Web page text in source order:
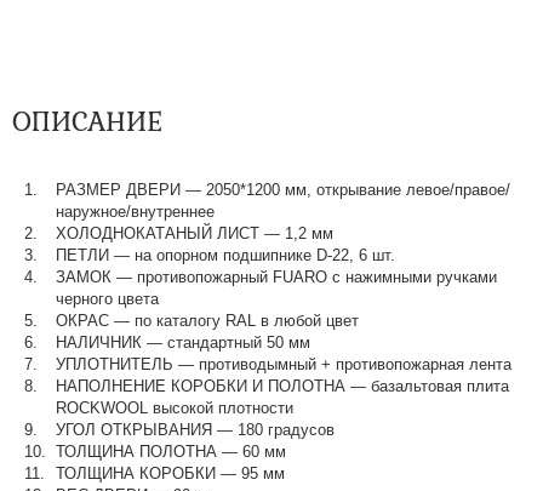
ОПИСАНИЕ
РАЗМЕР ДВЕРИ — 2050*1200 мм, открывание левое/правое/
наружное/внутреннее
ХОЛОДНОКАТАНЫЙ ЛИСТ — 1,2 мм
ПЕТЛИ — на опорном подшипнике D-22, 6 шт.
ЗАМОК — противопожарный FUARO с нажимными ручками
черного цвета
ОКРАС — по каталогу RAL в любой цвет​​​​​​​
НАЛИЧНИК — стандартный 50 мм
УПЛОТНИТЕЛЬ — противодымный + противопожарная лента
НАПОЛНЕНИЕ КОРОБКИ И ПОЛОТНА — базальтовая плита
ROCKWOOL высокой плотности
УГОЛ ОТКРЫВАНИЯ — 180 градусов
ТОЛЩИНА ПОЛОТНА — 60 мм
ТОЛЩИНА КОРОБКИ — 95 мм